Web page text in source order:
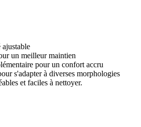
ajustable
un meilleur maintien
pour un confort accru
s'adapter à diverses morphologies
et faciles à nettoyer.